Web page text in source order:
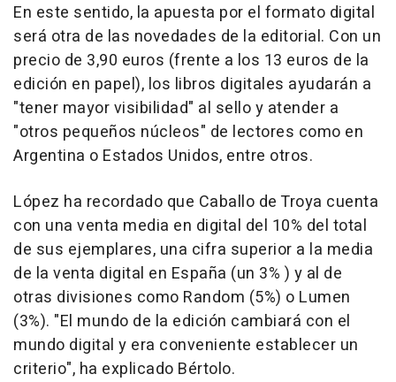
En este sentido, la apuesta por el formato digital
será otra de las novedades de la editorial. Con un
precio de 3,90 euros (frente a los 13 euros de la
edición en papel), los libros digitales ayudarán a
"tener mayor visibilidad" al sello y atender a
"otros pequeños núcleos" de lectores como en
Argentina o Estados Unidos, entre otros.
López ha recordado que Caballo de Troya cuenta
con una venta media en digital del 10% del total
de sus ejemplares, una cifra superior a la media
de la venta digital en España (un 3% ) y al de
otras divisiones como Random (5%) o Lumen
(3%). "El mundo de la edición cambiará con el
mundo digital y era conveniente establecer un
criterio", ha explicado Bértolo.